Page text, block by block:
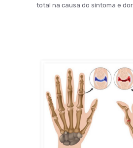
total na causa do sintoma e dor.